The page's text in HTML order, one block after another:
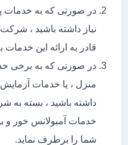
در صورتی که به خدمات
نیاز داشته باشید ،
قادر به ارائه این خدمات
در صورتی که به برخی
منزل ، یا خدمات آزمایش
داشته باشید ، بسته
خدمات آمبولانس خور و
شما را برطرف نماید.